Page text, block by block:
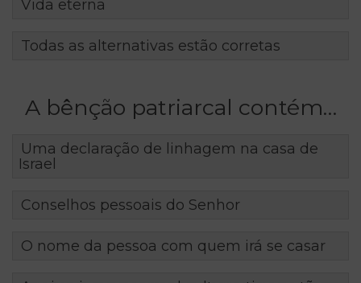
Vida eterna
Todas as alternativas estão corretas
A bênção patriarcal contém…
Uma declaração de linhagem na casa de
Israel
Conselhos pessoais do Senhor
O nome da pessoa com quem irá se casar